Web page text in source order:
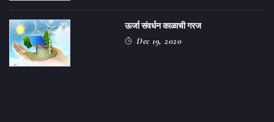
ऊर्जा संवर्धन काळाची गरज
Dec 19, 2020